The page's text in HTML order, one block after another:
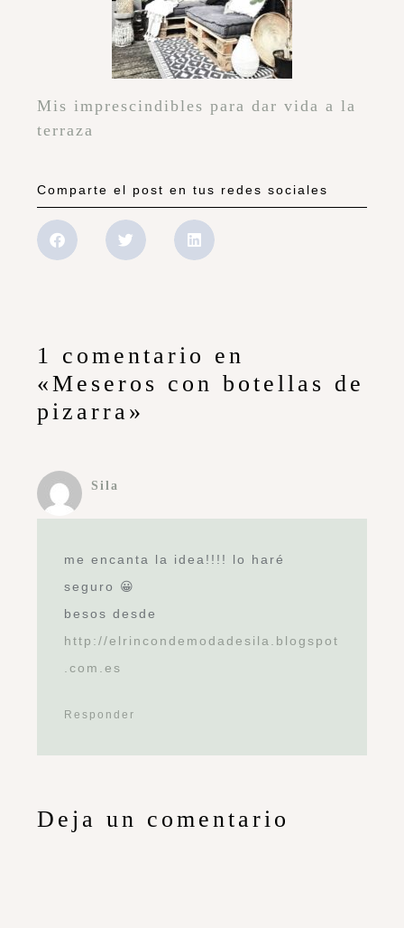
Mis imprescindibles para dar vida a la
terraza
Comparte el post en tus redes sociales
1 comentario en
«Meseros con botellas de
pizarra»
Sila
me encanta la idea!!!! lo haré
seguro 😀
besos desde
http://elrincondemodadesila.blogspot
.com.es
Responder
Deja un comentario